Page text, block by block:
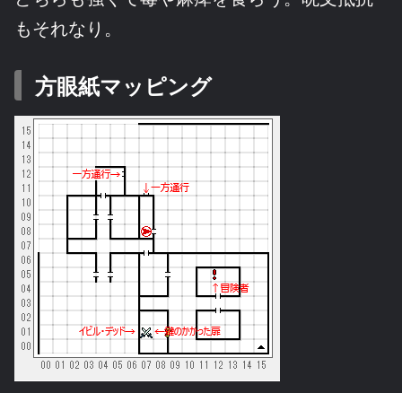
もそれなり。
方眼紙マッピング